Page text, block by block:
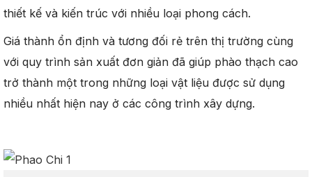
thiết kế và kiến trúc với nhiều loại phong cách.
Giá thành ổn định và tương đối rẻ trên thị trường cùng
với quy trình sản xuất đơn giản đã giúp phào thạch cao
trở thành một trong những loại vật liệu được sử dụng
nhiều nhất hiện nay ở các công trình xây dựng.